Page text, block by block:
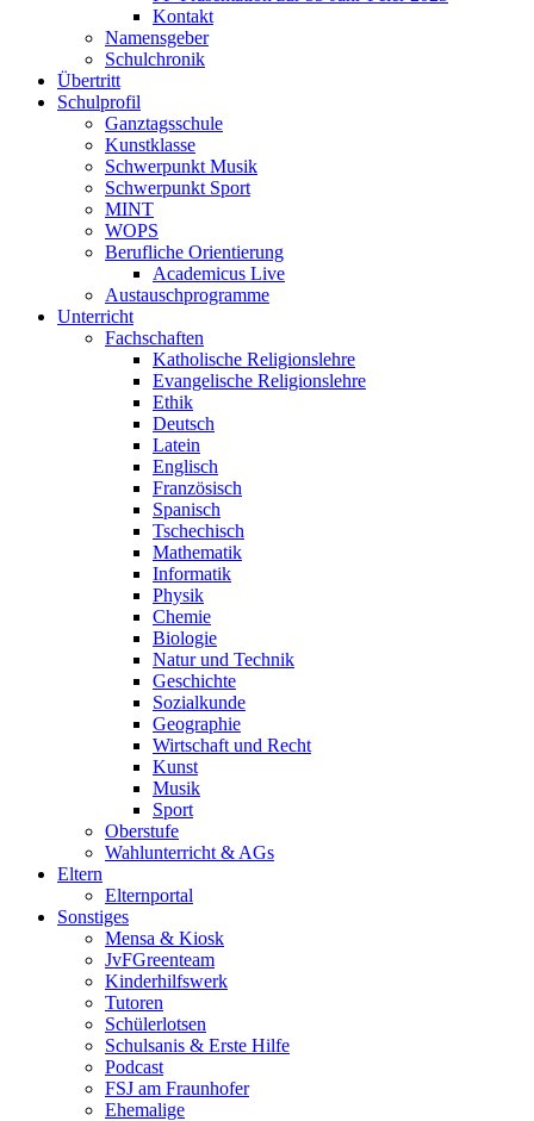
Kontakt
Namensgeber
Schulchronik
Übertritt
Schulprofil
Ganztagsschule
Kunstklasse
Schwerpunkt Musik
Schwerpunkt Sport
MINT
WOPS
Berufliche Orientierung
Academicus Live
Austauschprogramme
Unterricht
Fachschaften
Katholische Religionslehre
Evangelische Religionslehre
Ethik
Deutsch
Latein
Englisch
Französisch
Spanisch
Tschechisch
Mathematik
Informatik
Physik
Chemie
Biologie
Natur und Technik
Geschichte
Sozialkunde
Geographie
Wirtschaft und Recht
Kunst
Musik
Sport
Oberstufe
Wahlunterricht & AGs
Eltern
Elternportal
Sonstiges
Mensa & Kiosk
JvFGreenteam
Kinderhilfswerk
Tutoren
Schülerlotsen
Schulsanis & Erste Hilfe
Podcast
FSJ am Fraunhofer
Ehemalige